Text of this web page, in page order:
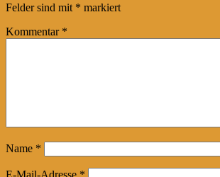
Felder sind mit * markiert
Kommentar *
Name *